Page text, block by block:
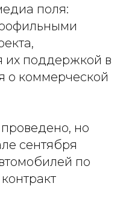
поля:
их поддержкой в
о коммерческой
но
сентября
по